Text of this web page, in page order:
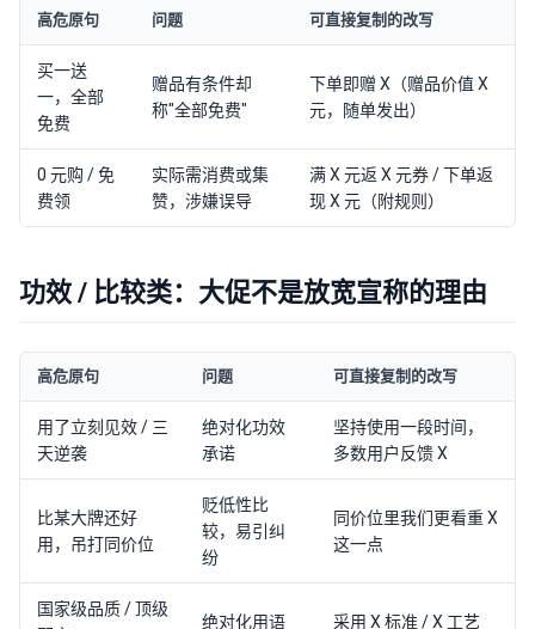
高危原句 问题 可直接复制的改写
买一送
一，全部
免费
赠品有条件却
称"全部免费"
下单即赠 X（赠品价值 X
元，随单发出）
0 元购 / 免
费领
实际需消费或集
赞，涉嫌误导
满 X 元返 X 元券 / 下单返
现 X 元（附规则）
功效 / 比较类：大促不是放宽宣称的理由
高危原句 问题 可直接复制的改写
用了立刻见效 / 三
天逆袭
绝对化功效
承诺
坚持使用一段时间，
多数用户反馈 X
比某大牌还好
用，吊打同价位
贬低性比
较，易引纠
纷
同价位里我们更看重 X
这一点
国家级品质 / 顶级
绝对化用语 采用 X 标准 / X 工艺